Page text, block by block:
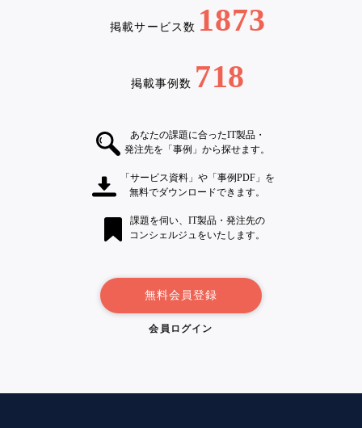
掲載サービス数 1873
掲載事例数 718
あなたの課題に合ったIT製品・
発注先を「事例」から探せます。
「サービス資料」や「事例PDF」を
無料でダウンロードできます。
課題を伺い、IT製品・発注先の
コンシェルジュをいたします。
無料会員登録
会員ログイン